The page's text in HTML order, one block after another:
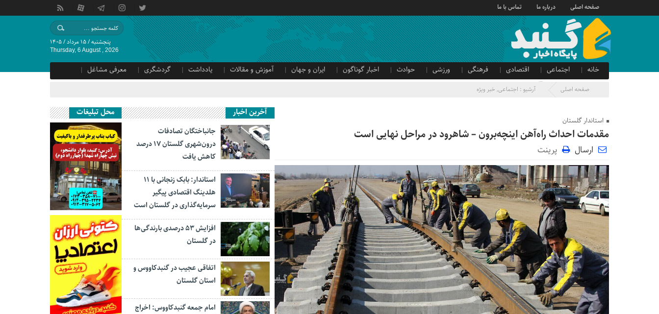
صفحه اصلی درباره ما تماس با ما
پنجشنبه / ۱۵ مرداد / ۱۴۰۵
Thursday, 6 August , 2026
خانه اجتماعی اقتصادی فرهنگی ورزشی حوادث اخبار گوناگون ایران و جهان آموزش و مقالات یادداشت گردشگری
معرفی مشاغل
صدای شهروند
آگهی دولتی صفحه اصلی آرشیو : اجتماعی,خبر ویژه
استاندار گلستان
مقدمات احداث راه‌آهن اینچه‌برون – شاهرود در مراحل نهایی است
ارسال پرینت
آخرین اخبار
جانباختگان تصادفات
درون‌شهری گلستان ۱۷ درصد
کاهش یافت
استاندار: بابک زنجانی با ۱۱
هلدینگ اقتصادی پیگیر
سرمایه‌گذاری در گلستان است
افزایش ۵۳ درصدی بارندگی‌ها
در گلستان
اتفاقی عجیب در‌ گنبدکاووس و
استان گلستان
امام جمعه گنبدکاووس: اخراج
محل تبلیغات